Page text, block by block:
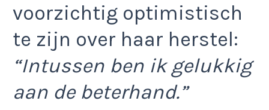
voorzichtig optimistisch
te zijn over haar herstel:
“Intussen ben ik gelukkig
aan de beterhand.”